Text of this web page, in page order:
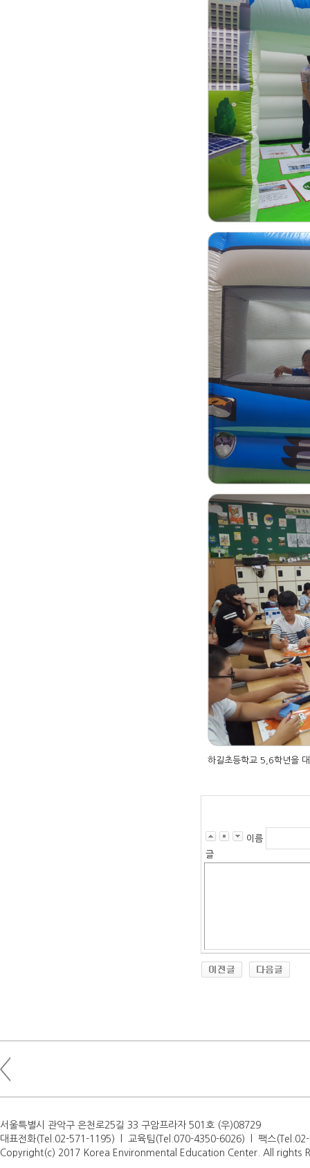
하길초등학교 5,6학년을
이름
글
서울특별시 관악구 은천로25길 33 구암프라자 501호 (우)08729
대표전화(Tel.02-571-1195) l 교육팀(Tel.070-4350-6026) l 팩스
Copyright(c) 2017 Korea Environmental Education Center. All rights